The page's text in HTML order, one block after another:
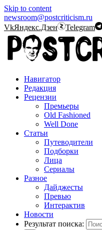
Skip to content
newsroom@postcriticism.ru
VkЯндекс.Дзен Telegram
Навигатор
Редакция
Рецензии
Премьеры
Old Fashioned
Well Done
Статьи
Путеводители
Подборки
Лица
Сериалы
Разное
Дайджесты
Превью
Интерактив
Новости
Результат поиска: